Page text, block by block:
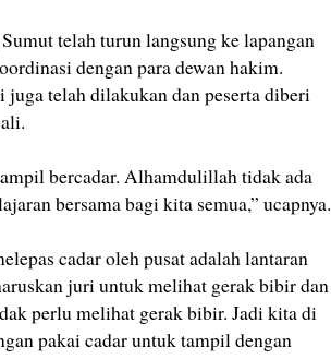
telah turun langsung ke lapangan
dengan para dewan hakim.
telah dilakukan dan peserta diberi
bercadar. Alhamdulillah tidak ada
bersama bagi kita semua,” ucapnya.
cadar oleh pusat adalah lantaran
juri untuk melihat gerak bibir dan
perlu melihat gerak bibir. Jadi kita di
pakai cadar untuk tampil dengan